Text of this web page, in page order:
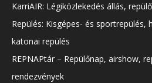
KarriAIR: Légiközlekedés állás,
Repülés: Kisgépes- és sportrepülés,
katonai repülés
REPNAPtár – Repülőnap, airshow,
rendezvények